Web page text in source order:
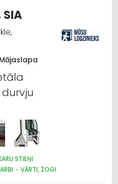
Mājaslapa
STIEŅI
VĀRTI, ŽOGI